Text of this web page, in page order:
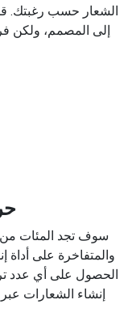
الشعار حسب رغبتك.
إلى المصمم، ولكن
سوف تجد المئات
والمتفاخرة على أداة
الحصول على أي عدد
إنشاء الشعارات